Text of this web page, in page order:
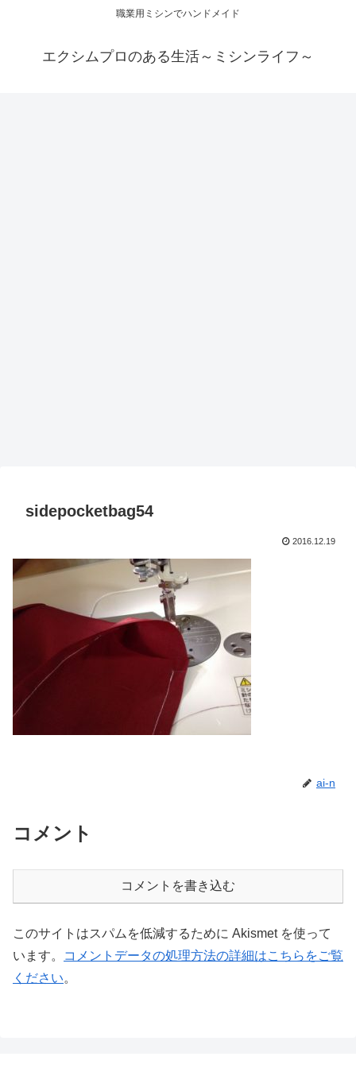
職業用ミシンでハンドメイド
エクシムプロのある生活～ミシンライフ～
sidepocketbag54
2016.12.19
ai-n
コメント
コメントを書き込む
このサイトはスパムを低減するために Akismet を使って
います。
コメントデータの処理方法の詳細はこちらをご覧
ください。